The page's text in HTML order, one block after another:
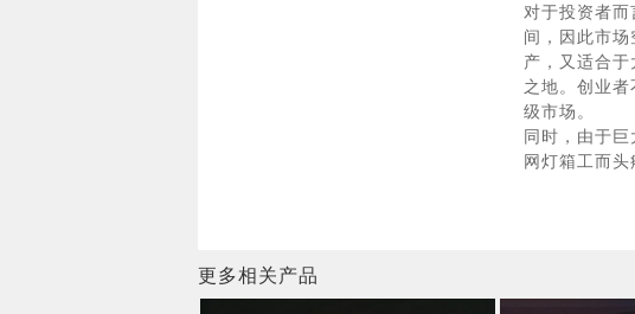
对于投资者
间，因此市
产，又适合
之地。创业
级市场。
同时，由于
网灯箱工而
更多相关产品